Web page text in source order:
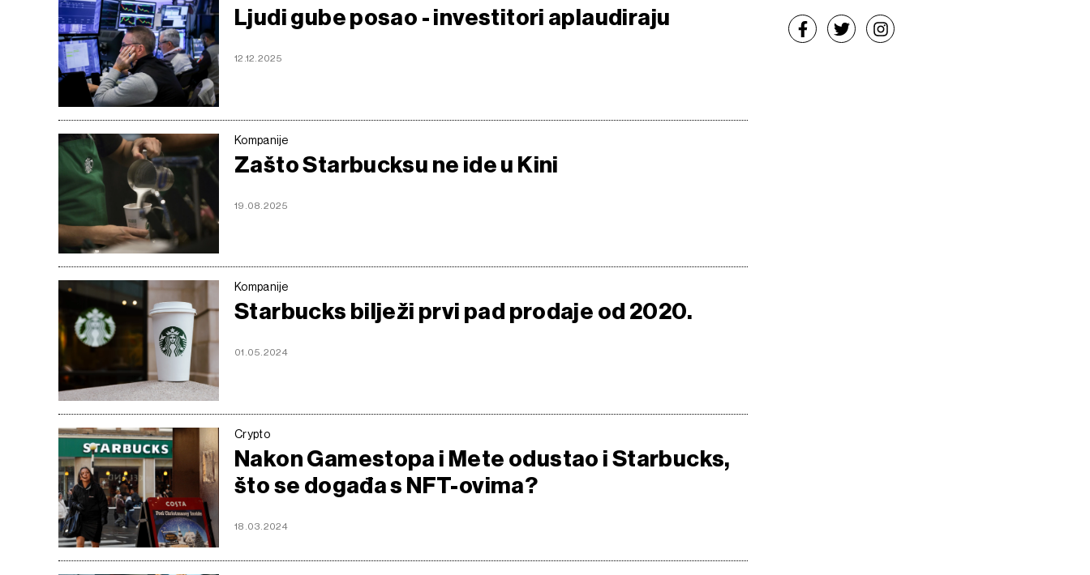
Ljudi gube posao - investitori aplaudiraju
12.12.2025
Kompanije
Zašto Starbucksu ne ide u Kini
19.08.2025
Kompanije
Starbucks bilježi prvi pad prodaje od 2020.
01.05.2024
Crypto
Nakon Gamestopa i Mete odustao i Starbucks,
što se događa s NFT-ovima?
18.03.2024